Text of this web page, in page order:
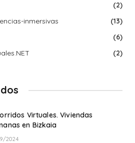
(2)
inmersivas
(13)
(6)
(2)
Virtuales. Viviendas
en Bizkaia
2024